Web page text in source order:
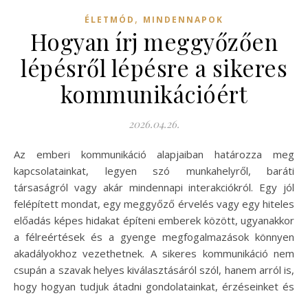
ÉLETMÓD , MINDENNAPOK
Hogyan írj meggyőzően
lépésről lépésre a sikeres
kommunikációért
2026.04.26.
Az emberi kommunikáció alapjaiban határozza meg
kapcsolatainkat, legyen szó munkahelyről, baráti
társaságról vagy akár mindennapi interakciókról. Egy jól
felépített mondat, egy meggyőző érvelés vagy egy hiteles
előadás képes hidakat építeni emberek között, ugyanakkor
a félreértések és a gyenge megfogalmazások könnyen
akadályokhoz vezethetnek. A sikeres kommunikáció nem
csupán a szavak helyes kiválasztásáról szól, hanem arról is,
hogy hogyan tudjuk átadni gondolatainkat, érzéseinket és